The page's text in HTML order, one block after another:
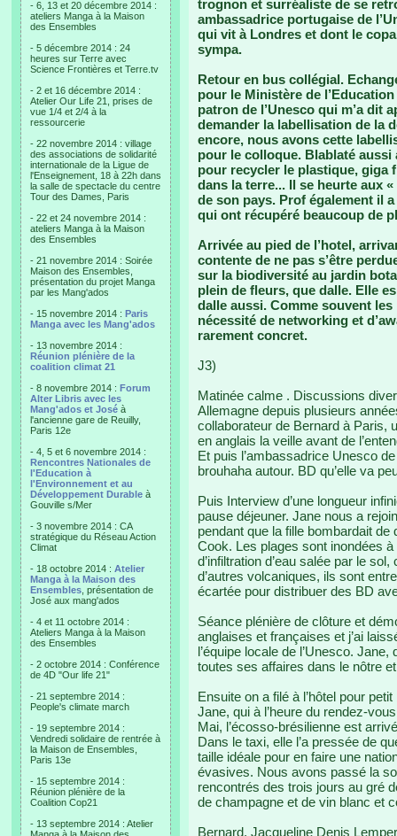
- 6, 13 et 20 décembre 2014 :
ateliers Manga à la Maison
des Ensembles
- 5 décembre 2014 : 24
heures sur Terre avec
Science Frontières et Terre.tv
- 2 et 16 décembre 2014 :
Atelier Our Life 21, prises de
vue 1/4 et 2/4 à la
ressourcerie
- 22 novembre 2014 : village
des associations de solidarité
internationale de la Ligue de
l'Enseignement, 18 à 22h dans
la salle de spectacle du centre
Tour des Dames, Paris
- 22 et 24 novembre 2014 :
ateliers Manga à la Maison
des Ensembles
- 21 novembre 2014 : Soirée
Maison des Ensembles,
présentation du projet Manga
par les Mang'ados
- 15 novembre 2014 : Paris
Manga avec les Mang'ados
- 13 novembre 2014 :
Réunion plénière de la
coalition climat 21
- 8 novembre 2014 : Forum
Alter Libris avec les
Mang'ados et José à
l'ancienne gare de Reuilly,
Paris 12e
- 4, 5 et 6 novembre 2014 :
Rencontres Nationales de
l'Education à
l'Environnement et au
Développement Durable à
Gouville s/Mer
- 3 novembre 2014 : CA
stratégique du Réseau Action
Climat
- 18 octobre 2014 : Atelier
Manga à la Maison des
Ensembles , présentation de
José aux mang'ados
- 4 et 11 octobre 2014 :
Ateliers Manga à la Maison
des Ensembles
- 2 octobre 2014 : Conférence
de 4D "Our life 21"
- 21 septembre 2014 :
People's climate march
- 19 septembre 2014 :
Vendredi solidaire de rentrée à
la Maison de Ensembles,
Paris 13e
- 15 septembre 2014 :
Réunion plénière de la
Coalition Cop21
- 13 septembre 2014 : Atelier
trognon et surréaliste de se
ambassadrice portugaise de
qui vit à Londres et dont le
sympa.
Retour en bus collégial.
pour le Ministère de
patron de l’Unesco qui m’a dit
demander la labellisation de la
encore, nous avons cette
pour le colloque. Blablaté aussi
pour recycler le plastique, giga
dans la terre... Il se heurte aux
de son pays. Prof également il
qui ont récupéré beaucoup de
Arrivée au pied de l’hotel,
contente de ne pas s’être
sur la biodiversité au jardin
plein de fleurs, que dalle. Elle
dalle aussi. Comme souvent
nécessité de networking et
rarement concret.
J3)
Matinée calme . Discussions
Allemagne depuis plusieurs
collaborateur de Bernard à Paris,
en anglais la veille avant de
Et puis l’ambassadrice Unesco
brouhaha autour. BD qu’elle va
Puis Interview d’une longueur
pause déjeuner. Jane nous a
pendant que la fille bombardait
Cook. Les plages sont inondées
d’infiltration d’eau salée par le
d’autres volcaniques, ils sont
écartée pour distribuer des BD
Séance plénière de clôture et
anglaises et françaises et j’ai
l’équipe locale de l’Unesco.
toutes ses affaires dans le nôtre et
Ensuite on a filé à l’hôtel pour
Jane, qui à l’heure du rendez-
Mai, l’écosso-brésilienne est
Dans le taxi, elle l’a pressée de
taille idéale pour en faire une
évasives. Nous avons passé la
rencontrés des trois jours au gré
de champagne et de vin blanc et
Bernard, Jacqueline Denis